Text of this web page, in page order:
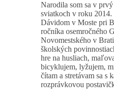
Narodila som sa v
sviatkoch v roku
Dávidom v Moste pri
ročníka osemročného
Novomestského v
školských
hre na husliach,
bicyklujem, lyžujem,
čítam a stretávam sa s
rozprávkovou